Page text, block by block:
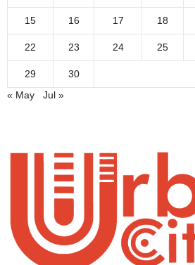
15 16 17 18
22 23 24 25
29
30
« May
Jul »